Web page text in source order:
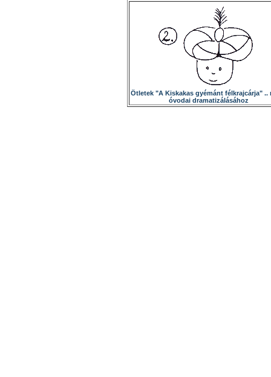
Ötletek "A Kiskakas gyémánt félkrajcárja" ..
óvodai dramatizálásához